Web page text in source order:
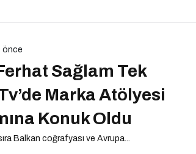
önce
Sağlam Tek
Marka Atölyesi
Konuk Oldu
Balkan coğrafyası ve Avrupa...